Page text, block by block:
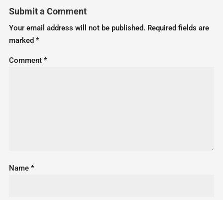
Submit a Comment
Your email address will not be published. Required fields are
marked *
Comment *
Name *